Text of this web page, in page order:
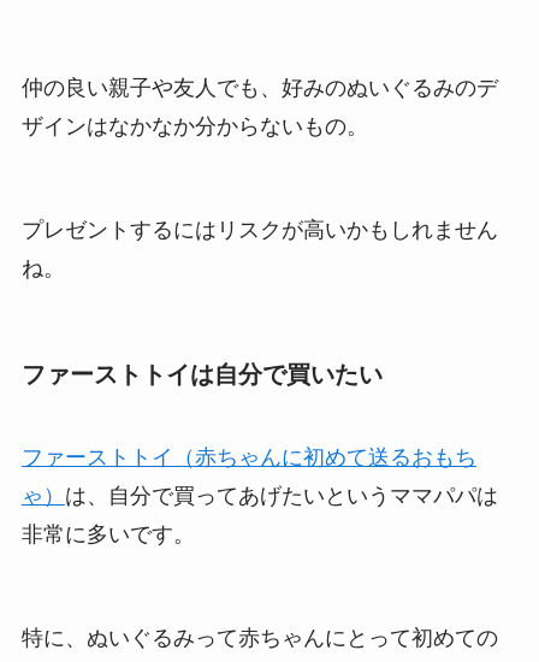
仲の良い親子や友人でも、好みのぬいぐるみのデ
ザインはなかなか分からないもの。
プレゼントするにはリスクが高いかもしれません
ね。
ファーストトイは自分で買いたい
ファーストトイ（赤ちゃんに初めて送るおもち
ゃ） は、自分で買ってあげたいというママパパは
非常に多いです。
特に、ぬいぐるみって赤ちゃんにとって初めての